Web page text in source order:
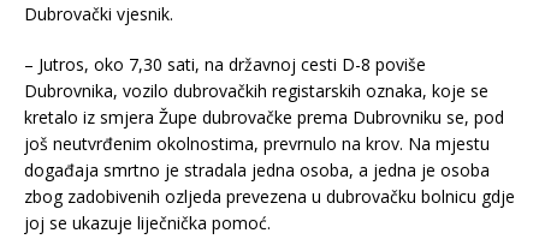
Dubrovački vjesnik.
– Jutros, oko 7,30 sati, na državnoj cesti D-8 poviše
Dubrovnika, vozilo dubrovačkih registarskih oznaka, koje se
kretalo iz smjera Župe dubrovačke prema Dubrovniku se, pod
još neutvrđenim okolnostima, prevrnulo na krov. Na mjestu
događaja smrtno je stradala jedna osoba, a jedna je osoba
zbog zadobivenih ozljeda prevezena u dubrovačku bolnicu gdje
joj se ukazuje liječnička pomoć.